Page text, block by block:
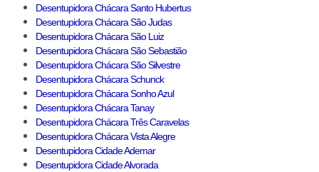
Desentupidora Chácara Santo Hubertus
Desentupidora Chácara São Judas
Desentupidora Chácara São Luiz
Desentupidora Chácara São Sebastião
Desentupidora Chácara São Silvestre
Desentupidora Chácara Schunck
Desentupidora Chácara Sonho Azul
Desentupidora Chácara Tanay
Desentupidora Chácara Três Caravelas
Desentupidora Chácara Vista Alegre
Desentupidora Cidade Ademar
Desentupidora Cidade Alvorada